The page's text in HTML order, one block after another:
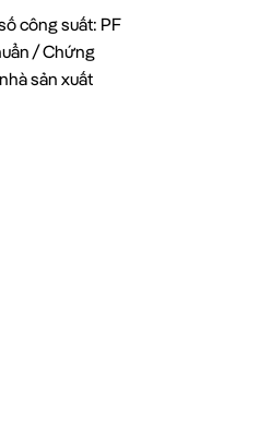
công suất: PF
/ Chứng
sản xuất